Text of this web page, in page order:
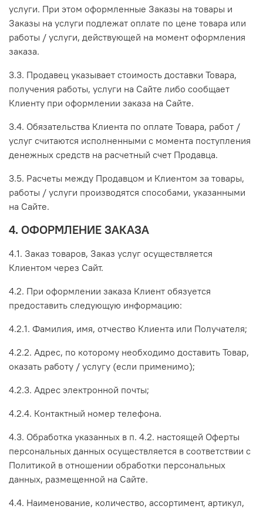
услуги. При этом оформленные Заказы на товары и
Заказы на услуги подлежат оплате по цене товара или
работы / услуги, действующей на момент оформления
заказа.
3.3. Продавец указывает стоимость доставки Товара,
получения работы, услуги на Сайте либо сообщает
Клиенту при оформлении заказа на Сайте.
3.4. Обязательства Клиента по оплате Товара, работ /
услуг считаются исполненными с момента поступления
денежных средств на расчетный счет Продавца.
3.5. Расчеты между Продавцом и Клиентом за товары,
работы / услуги производятся способами, указанными
на Сайте.
4. ОФОРМЛЕНИЕ ЗАКАЗА
4.1. Заказ товаров, Заказ услуг осуществляется
Клиентом через Сайт.
4.2. При оформлении заказа Клиент обязуется
предоставить следующую информацию:
4.2.1. Фамилия, имя, отчество Клиента или Получателя;
4.2.2. Адрес, по которому необходимо доставить Товар,
оказать работу / услугу (если применимо);
4.2.3. Адрес электронной почты;
4.2.4. Контактный номер телефона.
4.3. Обработка указанных в п. 4.2. настоящей Оферты
персональных данных осуществляется в соответствии с
Политикой в отношении обработки персональных
данных, размещенной на Сайте.
4.4. Наименование, количество, ассортимент, артикул,